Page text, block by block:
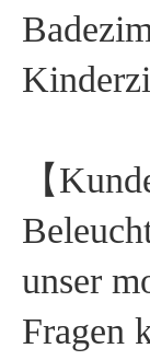
【
unser
Fragen